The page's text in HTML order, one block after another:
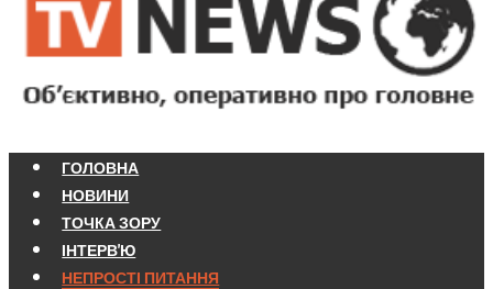
ГОЛОВНА
НОВИНИ
ТОЧКА ЗОРУ
ІНТЕРВ'Ю
НЕПРОСТІ ПИТАННЯ